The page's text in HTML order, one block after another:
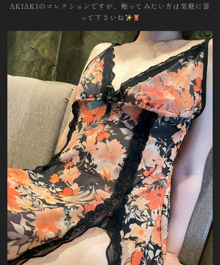
AKIAKIのコレクションですが、触ってみたい方は気軽に言
って下さいね